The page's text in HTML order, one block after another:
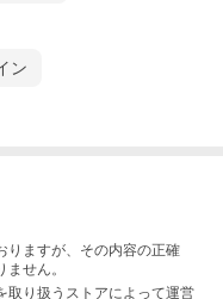
ン
りますが、その内容の正確
せん。
取り扱うストアによって運営